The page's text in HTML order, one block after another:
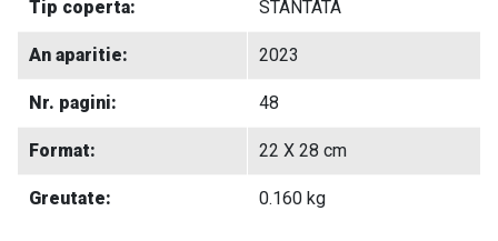
Tip coperta: STANTATA
An aparitie: 2023
Nr. pagini: 48
Format: 22 X 28 cm
Greutate: 0.160 kg